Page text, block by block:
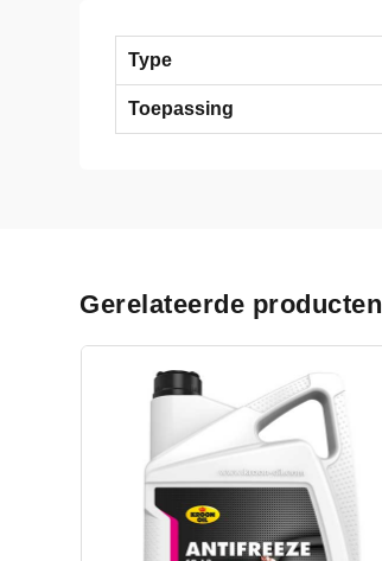
Type
Toepassing
Gerelateerde producten